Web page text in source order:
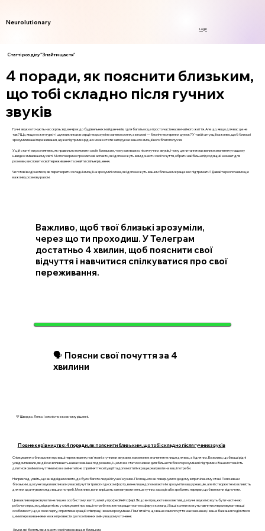
Neurolutionary
Login
Статті розділу "Знайти щастя"
4 поради, як пояснити близьким,
що тобі складно після гучних
звуків
Гучні звуки оточують нас скрізь: від вечірок до будівельних майданчиків, і для багатьох це просто частина звичайного життя. Але що, якщо для вас це не
так? Що, якщо кожен гуркіт і шум викликає в серці незрозуміле занепокоєння, а в голові — безліч нестерпних думок? У такій ситуації важливо, щоб близькі
зрозуміли ваші переживання, адже підтримка рідних може стати запорукою вашого емоційного благополуччя.
У цій статті ми розглянемо, як правильно пояснити своїм близьким, чому вам важко після гучних звуків, і чому це питання має велике значення у нашому
швидко змінюваному світі. Ми поговоримо про ключові аспекти, які допоможуть вам донести свої почуття, обрати найбільш підходящий момент для
розмови, висловити свої переживання та знайти спільні рішення.
Чи готові ви дізнатися, як перетворити складні емоції на зрозумілі слова, які допоможуть вашим близьким краще вас підтримати? Давайте розпочнемо цю
важливу розмову разом.
Важливо, щоб твої близькі зрозуміли,
через що ти проходиш. У Телеграм
достатньо 4 хвилин, щоб пояснити свої
відчуття і навчитися спілкуватися про свої
переживання.
🗣️ Поясни свої почуття за 4
хвилини
💛 Швидко. Легко. І з ясністю в кожному рішенні.
Повне керівництво: 4 поради, як пояснити близьким, що тобі складно після гучних звуків
Спілкування з близькими про ваші переживання, пов'язані з гучними звуками, має велике значення не лише для вас, а й для них. Важливо, щоб ваші рідні
усвідомлювали, як дійсно впливають на вас зовнішні подразники, і це може стати основою для більш глибокого розуміння і підтримки. Ваша готовність
ділитися своїми почуттями може змінити їхнє сприйняття ситуації та допомогти їм краще реагувати на ваші потреби.
Наприклад, уявіть, що ви відвідали свято, де було багато людей і гучної музики. Після цього ви повернулися додому в пригніченому стані. Пояснивши
близьким, що гучні звуки викликали у вас відчуття тривоги і дискомфорту, ви не лише допомагаєте їм зрозуміти вашу реакцію, але й створюєте можливість
для них адаптуватися до ваших потреб. Можливо, вони вирішать запланувати менше гучних заходів або зроблять перерви, щоб ви могли відпочити.
Це важливо враховувати не лише в особистому житті, але й у професійній сфері. Якщо ви працюєте в колективі, де гучні звуки можуть бути частиною
робочого процесу, відкритість у спілкуванні про ваші потреби може покращити атмосферу в команді. Ваші колеги можуть навчитися враховувати ваші
особливості, що, в свою чергу, сприятиме кращій співпраці і взаєморозумінню. Пам'ятайте, що ваше самопочуття має значення, і ваше бажання поділитися
цими переживаннями може призвести до позитивних змін у вашому оточенні.
Звуки, які болять: як донести свої переживання близьким